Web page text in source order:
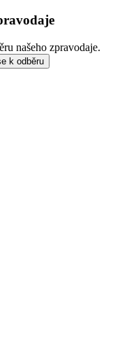
našeho zpravodaje.
k odběru